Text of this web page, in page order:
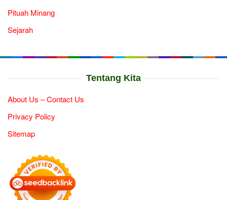
Pituah Minang
Sejarah
Tentang Kita
About Us – Contact Us
Privacy Policy
Sitemap